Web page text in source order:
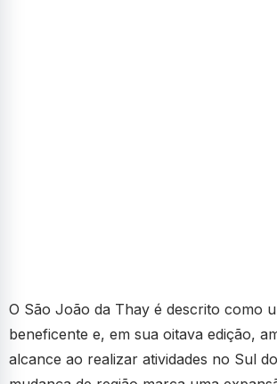
O São João da Thay é descrito como
beneficente e, em sua oitava edição,
alcance ao realizar atividades no Sul